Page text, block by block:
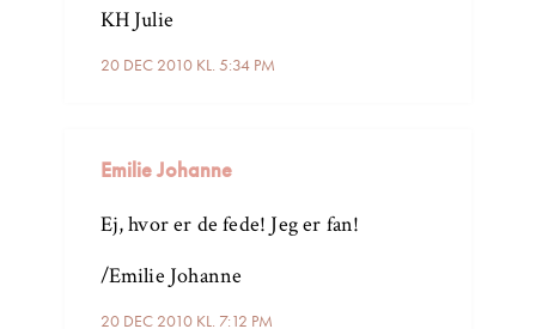
20 DEC 2010 KL. 5:34 PM
KH Julie
Emilie Johanne
20 DEC 2010 KL. 7:12 PM
Ej, hvor er de fede! Jeg er fan!
/Emilie Johanne